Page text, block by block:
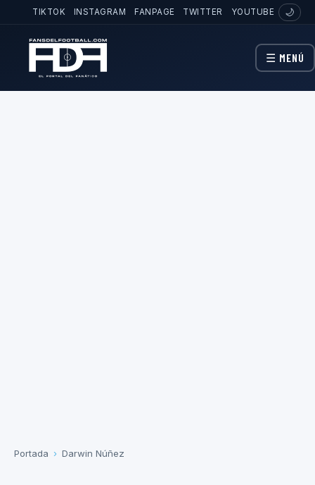
TIKTOK INSTAGRAM FANPAGE TWITTER YOUTUBE 🌙
☰ MENÚ
Portada › Darwin Núñez